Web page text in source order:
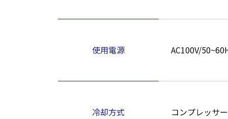
使用電源 AC100V/
冷却方式 コンプレッサー